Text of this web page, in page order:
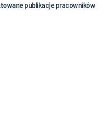
publikacje pracowników